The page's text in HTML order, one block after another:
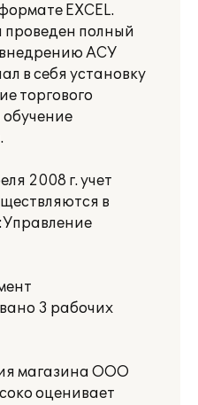
EXCEL.
проведен полный
АСУ
в себя установку
торгового
2008 г. учет
в
3 рабочих
магазина ООО
оценивает